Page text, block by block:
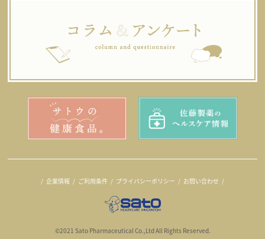
企業情報 ご利用条件 プライバシーポリシー お問い合わせ
©2021 Sato Pharmaceutical Co.,Ltd All Rights Reserved.